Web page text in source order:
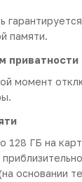
памяти.
приватности
момент
128 ГБ на
основании